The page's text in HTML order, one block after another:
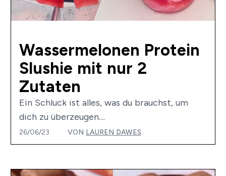
Wassermelonen Protein
Slushie mit nur 2
Zutaten
Ein Schluck ist alles, was du brauchst, um
dich zu überzeugen....
26/06/23 VON LAUREN DAWES